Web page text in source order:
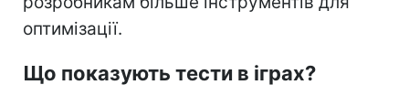
оптимізації.
Що показують тести в іграх?